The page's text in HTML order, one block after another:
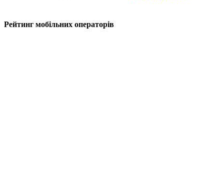
Рейтинг мобільних операторів